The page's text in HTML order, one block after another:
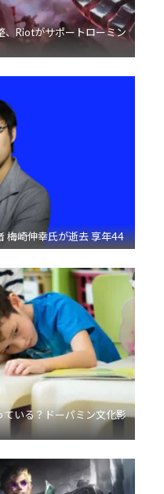
、Riotがサポートローミン
梅崎伸幸氏が逝去 享年44
いる？ドーパミン文化影